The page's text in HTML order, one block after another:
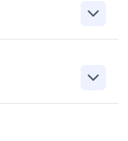
Work &